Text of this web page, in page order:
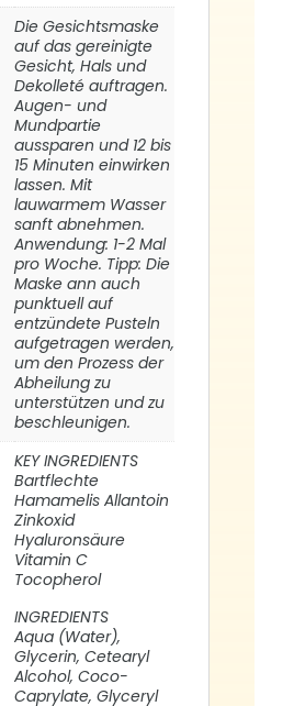
Die Gesichtsmaske
auf das gereinigte
Gesicht, Hals und
Dekolleté auftragen.
Augen- und
Mundpartie
aussparen und 12 bis
15 Minuten einwirken
lassen. Mit
lauwarmem Wasser
sanft abnehmen.
Anwendung: 1-2 Mal
pro Woche. Tipp: Die
Maske ann auch
punktuell auf
entzündete Pusteln
aufgetragen werden,
um den Prozess der
Abheilung zu
unterstützen und zu
beschleunigen.
KEY INGREDIENTS
Bartflechte
Hamamelis Allantoin
Zinkoxid
Hyaluronsäure
Vitamin C
Tocopherol
INGREDIENTS
Aqua (Water),
Glycerin, Cetearyl
Alcohol, Coco-
Caprylate, Glyceryl